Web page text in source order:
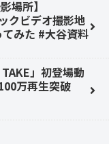
場所】
クビデオ撮影地
てみた #大谷資料
」初登場動
万再生突破